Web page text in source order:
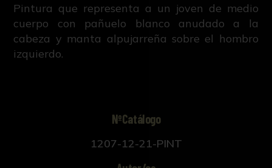
Pintura que representa a un joven de medio
cuerpo con pañuelo blanco anudado a la
cabeza y manta alpujarreña sobre el hombro
izquierdo.
NºCatálogo
1207-12-21-PINT